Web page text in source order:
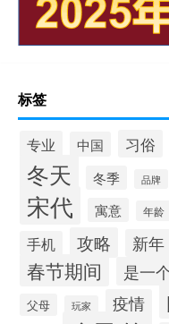
标签
专业 中国 习俗
冬天 冬季 品牌
宋代 寓意 年龄
手机 攻略 新年
春节期间 是一
父母 玩家 疫情